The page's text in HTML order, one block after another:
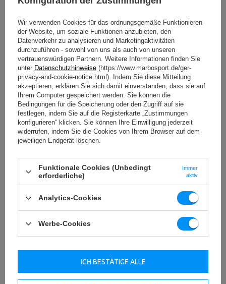
Top 5 Übungen gegen Cellulite - Po und
Oberschenkel gezielt trainieren
Wer gezielt gegen Cellulite arbeiten möchte, sollte regelmäßig
trainieren - besonders dort, wo Fettzellen und schwaches Bindegewebe
zusammentreffen: an Po, Oberschenkeln und im Bauch-Beine-Po-
Bereich. Diese Übungen kräftigen gezielt die Muskulatur, straffen die
Haut und verbessern das Hautbild sichtbar - egal ob im Studio oder mit
Hip Thrust - für ein starkes Gesäß
Wir verwenden Cookies für das ordnungsgemäße Funktionieren
der Website, um soziale Funktionen anzubieten, den
Datenverkehr zu analysieren und Marketingaktivitäten
durchzuführen - sowohl von uns als auch von unseren
vertrauenswürdigen Partnern. Weitere Informationen finden Sie
unter Datenschutzhinweise (https://www.marbosport.de/ger-
privacy-and-cookie-notice.html). Indem Sie diese Mitteilung
akzeptieren, erklären Sie sich damit einverstanden, dass sie auf
Ihrem Computer gespeichert werden. Sie können die
Bedingungen für die Speicherung oder den Zugriff auf sie
festlegen, indem Sie auf die Registerkarte „Zustimmungen
konfigurieren“ klicken. Sie können Ihre Einwilligung jederzeit
widerrufen, indem Sie die Cookies von Ihrem Browser auf dem
jeweiligen Endgerät löschen.
Funktionale Cookies (Unbedingt
erforderliche)
Immer
aktiv
Analytics-Cookies
Werbe-Cookies
ICH BESTÄTIGE ALLE